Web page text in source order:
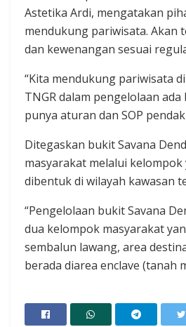
Astetika Ardi, mengatakan
mendukung pariwisata. Akan
dan kewenangan sesuai
“Kita mendukung pariwisata
TNGR dalam pengelolaan ada
punya aturan dan SOP
Ditegaskan bukit Savana
masyarakat melalui kelompok
dibentuk di wilayah kawasan
“Pengelolaan bukit Savana
dua kelompok masyarakat
sembalun lawang, area
berada diarea enclave (tanah